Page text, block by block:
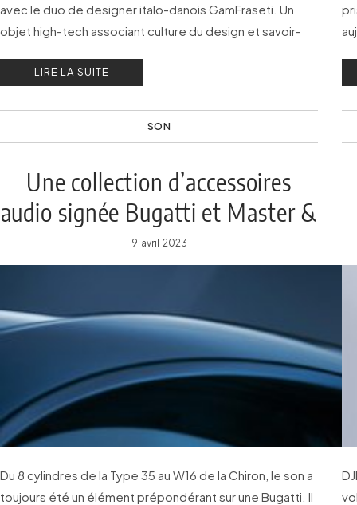
avec le duo de designer italo-danois GamFraseti. Un
objet high-tech associant culture du design et savoir-
LIRE LA SUITE
SON
Une collection d’accessoires
audio signée Bugatti et Master &
Dynamic
9 avril 2023
Du 8 cylindres de la Type 35 au W16 de la Chiron, le son a
toujours été un élément prépondérant sur une Bugatti. Il